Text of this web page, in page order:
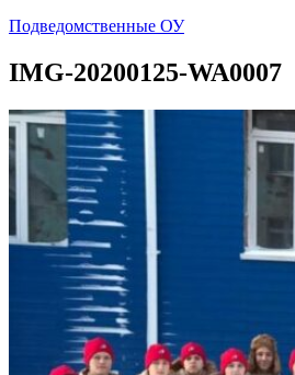
Подведомственные ОУ
IMG-20200125-WA0007